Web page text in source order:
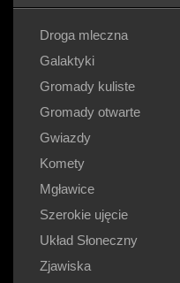
Droga mleczna
Galaktyki
Gromady kuliste
Gromady otwarte
Gwiazdy
Komety
Mgławice
Szerokie ujęcie
Układ Słoneczny
Zjawiska